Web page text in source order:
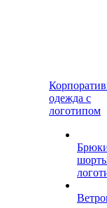
одежда с
логотипом